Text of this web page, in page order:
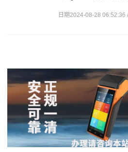
日期2024-08-28 06:52:36